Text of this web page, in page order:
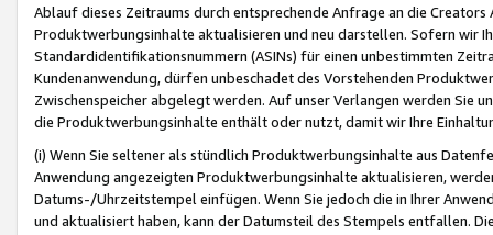
Ablauf dieses Zeitraums durch entsprechende Anfrage an die
Produktwerbungsinhalte aktualisieren und neu darstellen. Sofern wir
Standardidentifikationsnummern (ASINs) für einen unbestimmten
Kundenanwendung, dürfen unbeschadet des Vorstehenden
Zwischenspeicher abgelegt werden. Auf unser Verlangen werden Sie
die Produktwerbungsinhalte enthält oder nutzt, damit wir Ihre
(i) Wenn Sie seltener als stündlich Produktwerbungsinhalte aus
Anwendung angezeigten Produktwerbungsinhalte aktualisieren,
Datums-/Uhrzeitstempel einfügen. Wenn Sie jedoch die in Ihrer
und aktualisiert haben, kann der Datumsteil des Stempels entfallen.